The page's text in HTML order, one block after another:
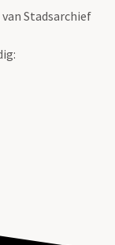
Stadsarchief